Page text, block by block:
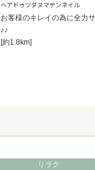
ヘアドゥツダヌマテンネイル
お客様のキレイの為に全力
♪♪
[約1.8km]
リラク